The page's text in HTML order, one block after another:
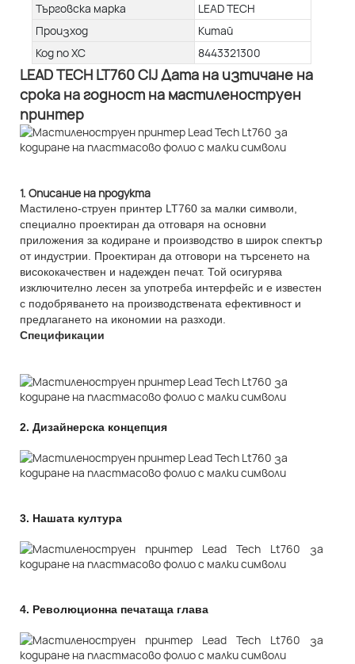
Търговска марка
LEAD TECH
Произход
Китай
Код по ХС
8443321300
LEAD TECH LT760 CIJ Дата на изтичане на
срока на годност на мастиленоструен
принтер
1. Описание на продукта
Мастилено-струен принтер LT760 за малки символи,
специално проектиран да отговаря на основни
приложения за кодиране и производство в широк спектър
от индустрии. Проектиран да отговори на търсенето на
висококачествен и надежден печат. Той осигурява
изключително лесен за употреба интерфейс и е известен
с подобряването на производствената ефективност и
предлагането на икономии на разходи.
Спецификации
2. Дизайнерска концепция
3. Нашата култура
4. Революционна печатаща глава